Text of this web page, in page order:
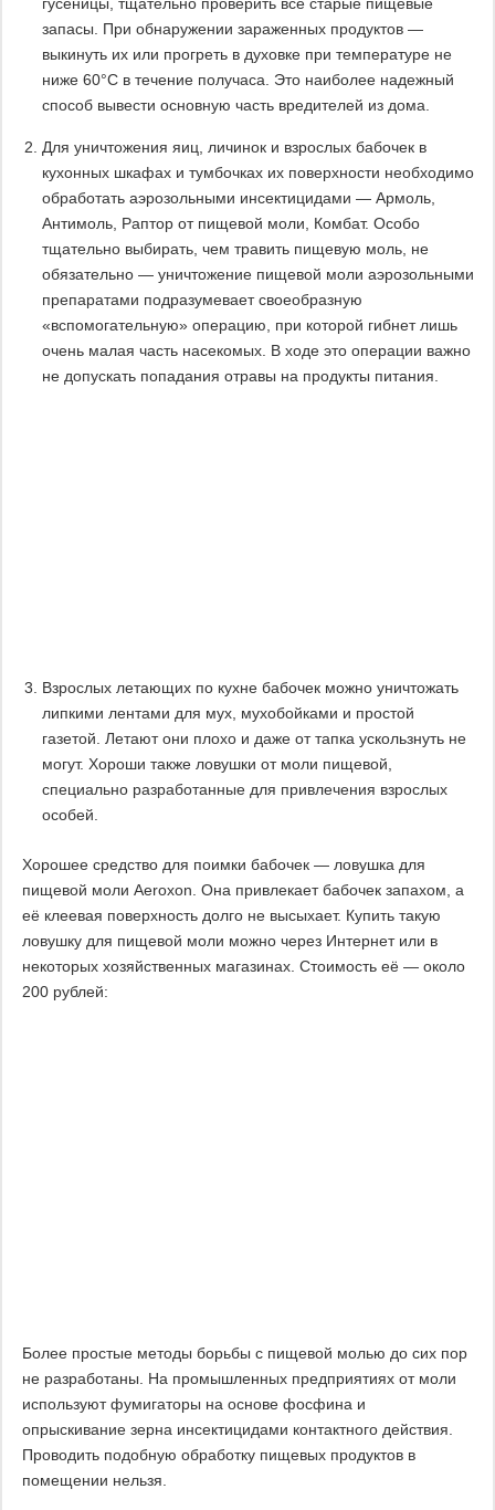
гусеницы, тщательно проверить все старые пищевые
запасы. При обнаружении зараженных продуктов —
выкинуть их или прогреть в духовке при температуре не
ниже 60°C в течение получаса. Это наиболее надежный
способ вывести основную часть вредителей из дома.
Для уничтожения яиц, личинок и взрослых бабочек в
кухонных шкафах и тумбочках их поверхности необходимо
обработать аэрозольными инсектицидами — Армоль,
Антимоль, Раптор от пищевой моли, Комбат. Особо
тщательно выбирать, чем травить пищевую моль, не
обязательно — уничтожение пищевой моли аэрозольными
препаратами подразумевает своеобразную
«вспомогательную» операцию, при которой гибнет лишь
очень малая часть насекомых. В ходе это операции важно
не допускать попадания отравы на продукты питания.
Взрослых летающих по кухне бабочек можно уничтожать
липкими лентами для мух, мухобойками и простой
газетой. Летают они плохо и даже от тапка ускользнуть не
могут. Хороши также ловушки от моли пищевой,
специально разработанные для привлечения взрослых
особей.
Хорошее средство для поимки бабочек — ловушка для
пищевой моли Aeroxon. Она привлекает бабочек запахом, а
её клеевая поверхность долго не высыхает. Купить такую
ловушку для пищевой моли можно через Интернет или в
некоторых хозяйственных магазинах. Стоимость её — около
200 рублей:
Более простые методы борьбы с пищевой молью до сих пор
не разработаны. На промышленных предприятиях от моли
используют фумигаторы на основе фосфина и
опрыскивание зерна инсектицидами контактного действия.
Проводить подобную обработку пищевых продуктов в
помещении нельзя.